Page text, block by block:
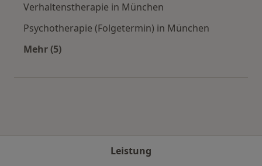
Verhaltenstherapie in München
Psychotherapie (Folgetermin) in München
Mehr (5)
Leistung